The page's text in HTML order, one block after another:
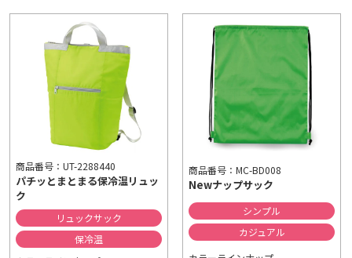
商品番号：UT-2288440
パチッとまとまる保冷温リュッ
ク
リュックサック
保冷温
商品番号：MC-BD008
Newナップサック
シンプル
カジュアル